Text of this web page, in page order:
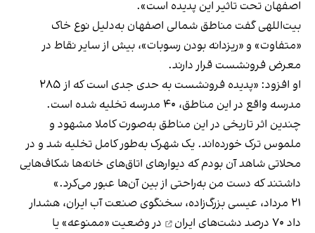
اصفهان تحت تاثیر این پدیده است».
بیت‌اللهی گفت مناطق شمالی اصفهان به‌دلیل نوع خاک
«متفاوت» و «ریزدانه بودن رسوبات»، بیش از سایر نقاط در
معرض فرونشست قرار دارند.
او افزود: «پدیده فرونشست به حدی جدی است که از ٢٨۵
مدرسه واقع در این مناطق، ۴٠ مدرسه تخلیه شده‌ است.
چندین اثر تاریخی در این مناطق به‌صورت کاملا مشهود و
ملموس ترک خورده‌اند. یک شهرک به‌طور کامل تخلیه شد و در
محلاتی شاهد آن بودم که دیوارهای اتاق‌های خانه‌ها شکاف‌هایی
داشتند که دست من به‌راحتی از بین آن‌ها عبور می‌کرد.»
۲۱ مرداد، عیسی بزرگ‌زاده، سخنگوی صنعت آب ایران، هشدار
داد ۷۰ درصد دشت‌های ایران
در وضعیت «ممنوعه» یا